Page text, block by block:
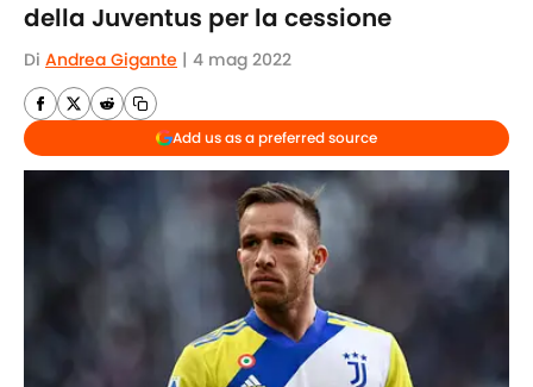
della Juventus per la cessione
Di Andrea Gigante | 4 mag 2022
Add us as a preferred source